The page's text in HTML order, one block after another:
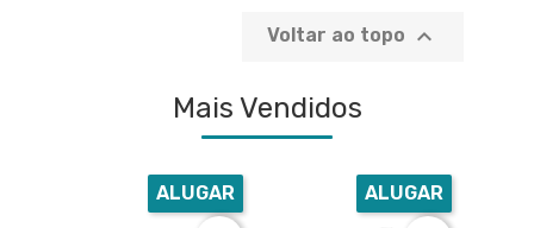
Voltar ao topo 
Mais Vendidos
ALUGAR ALUGAR